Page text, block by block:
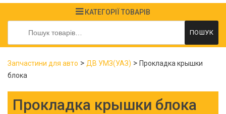
КАТЕГОРІЇ ТОВАРІВ
Шукати:
ПОШУК
Запчастини для авто > ДВ УМЗ(УАЗ) > Прокладка крышки
блока
Прокладка крышки блока